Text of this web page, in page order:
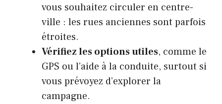
vous souhaitez circuler en centre-
ville : les rues anciennes sont parfois
étroites.
Vérifiez les options utiles, comme le
GPS ou l’aide à la conduite, surtout si
vous prévoyez d’explorer la
campagne.